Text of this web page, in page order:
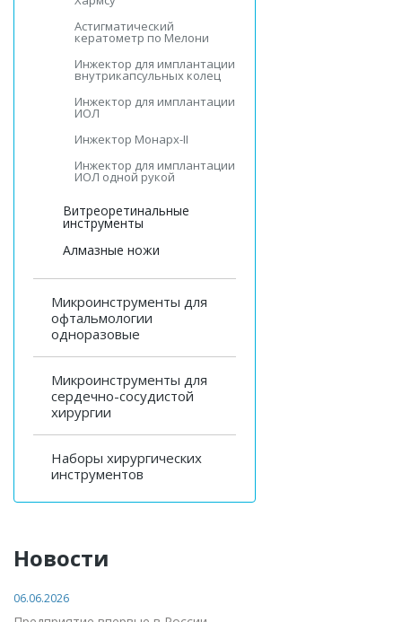
Астигматический
кератометр по Мелони
Инжектор для имплантации
внутрикапсульных колец
Инжектор для имплантации
ИОЛ
Инжектор Монарх-II
Инжектор для имплантации
ИОЛ одной рукой
Витреоретинальные
инструменты
Алмазные ножи
Микроинструменты для
офтальмологии
одноразовые
Микроинструменты для
сердечно-сосудистой
хирургии
Наборы хирургических
инструментов
Новости
06.06.2026